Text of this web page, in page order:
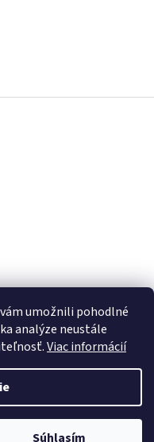
umožnili pohodlné
analýze neustále
Viac informácií
Súhlasím
práva vyhradené.Upraviť